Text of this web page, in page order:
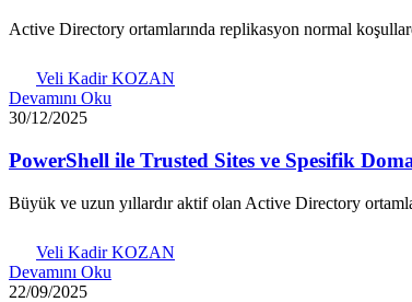
Active Directory ortamlarında replikasyon normal
Veli Kadir KOZAN
Devamını Oku
30/12/2025
PowerShell ile Trusted Sites ve Spesifik
Büyük ve uzun yıllardır aktif olan Active Directory
Veli Kadir KOZAN
Devamını Oku
22/09/2025